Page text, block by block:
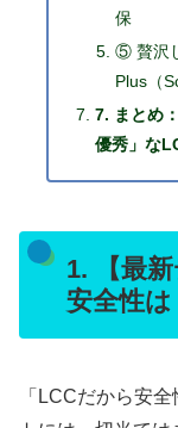
保
⑤ 贅沢
Plus（
7. まとめ
優秀」な
1. 【最
安全性は
「LCCだから安